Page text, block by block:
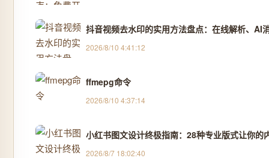
抖音视频去水印的实用方法盘点：在线解析、AI
2026/8/10 4:41:12
ffmepg命令
2026/8/10 4:37:14
小红书图文设计终极指南：28种专业版式让你的
2026/8/7 18:02:40